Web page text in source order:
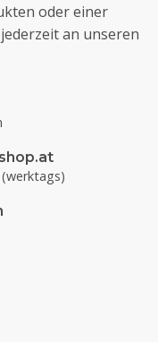
oder einer
an unseren